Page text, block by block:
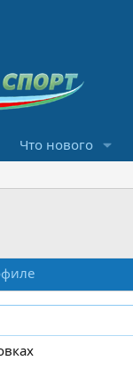
Что нового